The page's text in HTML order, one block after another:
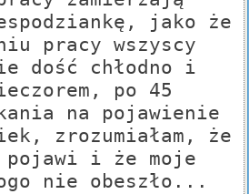
jako że
pracy wszyscy
dość chłodno i
po 45
na pojawienie
zrozumiałam, że
i że moje
nie obeszło...